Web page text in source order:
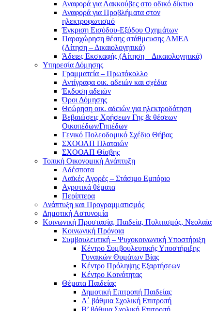
Αναφορά για Λακκούβες στο οδικό δίκτυο
Αναφορά για Προβλήματα στον
ηλεκτροφωτισμό
Έγκριση Εισόδου-Εξόδου Οχημάτων
Παραχώρηση θέσης στάθμευσης ΑΜΕΑ
(Αίτηση – Δικαιολογητικά)
Άδειες Εκσκαφής (Αίτηση – Δικαιολογητικά)
Υπηρεσία Δόμησης
Γραμματεία – Πρωτόκολλο
Αντίγραφα οικ. αδειών και σχέδια
Έκδοση αδειών
Όροι Δόμησης
Θεώρηση οικ. αδειών για ηλεκτροδότηση
Βεβαιώσεις Χρήσεων Γης & θέσεων
Οικοπέδων/Γηπέδων
Γενικό Πολεοδομικό Σχέδιο Θήβας
ΣΧΟΟΑΠ Πλαταιών
ΣΧΟΟΑΠ Θίσβης
Τοπική Οικονομική Ανάπτυξη
Αδέσποτα
Λαϊκές Αγορές – Στάσιμο Εμπόριο
Αγροτικά θέματα
Περίπτερα
Ανάπτυξη και Προγραμματισμός
Δημοτική Αστυνομία
Κοινωνική Προστασία, Παιδεία, Πολιτισμός, Νεολαία
Κοινωνική Πρόνοια
Συμβουλευτική – Ψυχοκοινωνική Υποστήριξη
Κέντρο Συμβουλευτικής Υποστήριξης
Γυναικών Θυμάτων Βίας
Κέντρο Πρόληψης Εξαρτήσεων
Κέντρο Κοινότητας
Θέματα Παιδείας
Δημοτική Επιτροπή Παιδείας
Α΄ βάθμια Σχολική Επιτροπή